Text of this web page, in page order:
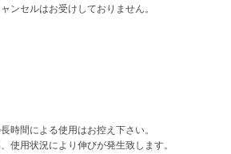
ンセルはお受けしておりません。
時間による使用はお控え下さい。
使用状況により伸びが発生致します。